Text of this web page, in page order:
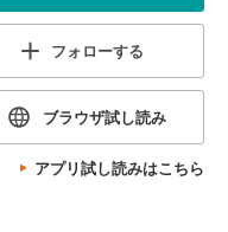
フォローする
ブラウザ試し読み
アプリ試し読みはこちら